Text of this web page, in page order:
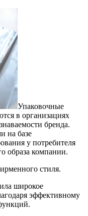
Упаковочные
в организациях
бренда.
на базе
у потребителя
образа компании.
стиля.
широкое
эффективному